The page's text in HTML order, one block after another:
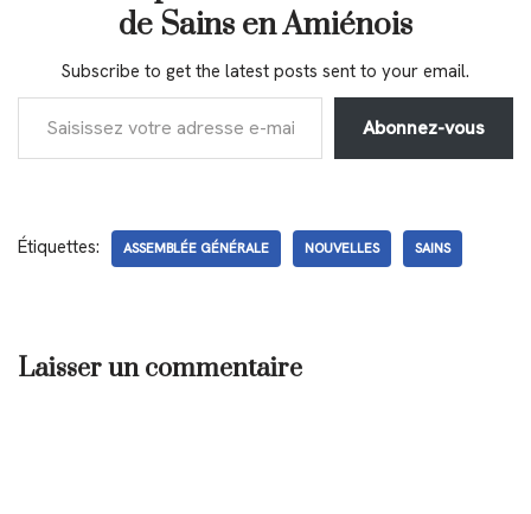
de Sains en Amiénois
Subscribe to get the latest posts sent to your email.
Abonnez-vous
Étiquettes: ASSEMBLÉE GÉNÉRALE NOUVELLES SAINS
Laisser un commentaire